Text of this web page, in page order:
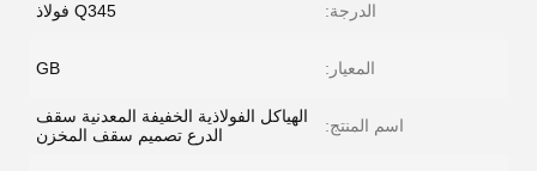
الدرجة: Q345 فولاذ
المعيار: GB
اسم المنتج:
الهياكل الفولاذية الخفيفة المعدنية سقف
الدرع تصميم سقف المخزن